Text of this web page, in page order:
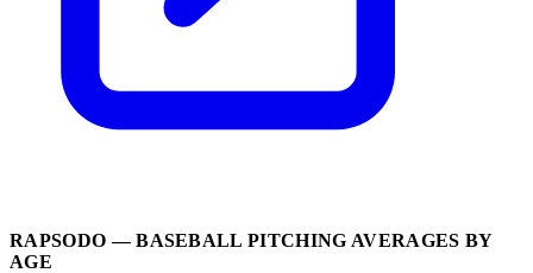
RAPSODO — BASEBALL PITCHING AVERAGES BY
AGE